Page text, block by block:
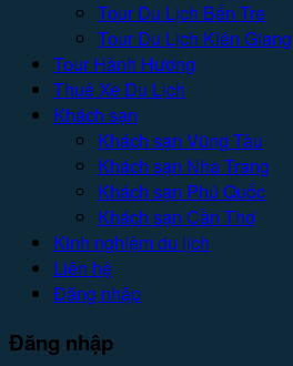
Tour Du Lịch Bến Tre
Tour Du Lịch Kiên Giang
Tour Hành Hương
Thuê Xe Du Lịch
Khách sạn
Khách sạn Vũng Tàu
Khách sạn Nha Trang
Khách sạn Phú Quốc
Khách sạn Cần Thơ
Kinh nghiệm du lịch
Liên hệ
Đăng nhập
Đăng nhập